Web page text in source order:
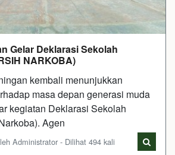
Gelar Deklarasi Sekolah
NARKOBA)
kembali menunjukkan
masa depan generasi muda
kegiatan Deklarasi Sekolah
Agen
Administrator - Dilihat 494 kali